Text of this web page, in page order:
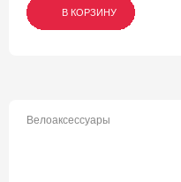
В КОРЗИНУ
В КОРЗИНУ
В КОРЗИНУ
Велоаксессуары